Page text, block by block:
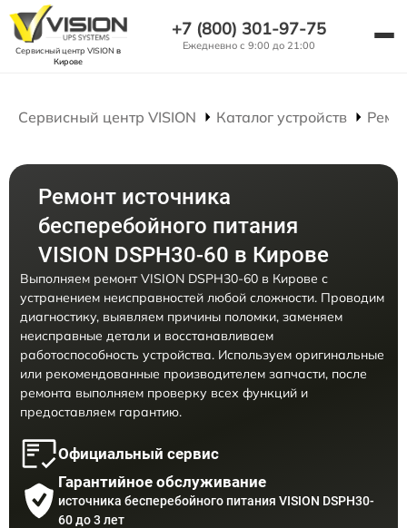
Сервисный центр VISION в
Кирове
+7 (800) 301-97-75
Ежедневно с 9:00 до 21:00
Сервисный центр VISION Каталог устройств
Ремонт источника
бесперебойного питания
VISION DSPH30-60 в Кирове
Выполняем ремонт VISION DSPH30-60 в Кирове с
устранением неисправностей любой сложности. Проводим
диагностику, выявляем причины поломки, заменяем
неисправные детали и восстанавливаем
работоспособность устройства. Используем оригинальные
или рекомендованные производителем запчасти, после
ремонта выполняем проверку всех функций и
предоставляем гарантию.
Официальный сервис
Гарантийное обслуживание
источника бесперебойного питания VISION DSPH30-
60 до 3 лет